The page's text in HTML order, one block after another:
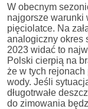
W obecnym
najgorsze warunki
pięciolatce. Na
analogiczny okres
2023 widać to
Polski cierpią na
że w tych
wody. Jeśli
długotrwałe
do zimowania